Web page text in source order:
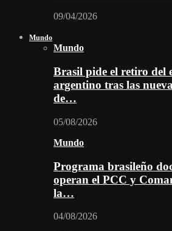
09/04/2026
Mundo
Mundo
Brasil pide el retiro del
argentino tras las
de…
05/08/2026
Mundo
Programa brasileño
operan el PCC y
la…
04/08/2026